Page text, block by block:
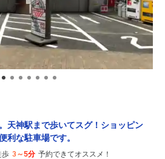
天神駅まで歩いてスグ！ショッピン
利な駐車場です。
歩 3～5分 予約できてオススメ！